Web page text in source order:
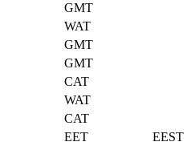
GMT
WAT
GMT
GMT
CAT
WAT
CAT
EET EEST